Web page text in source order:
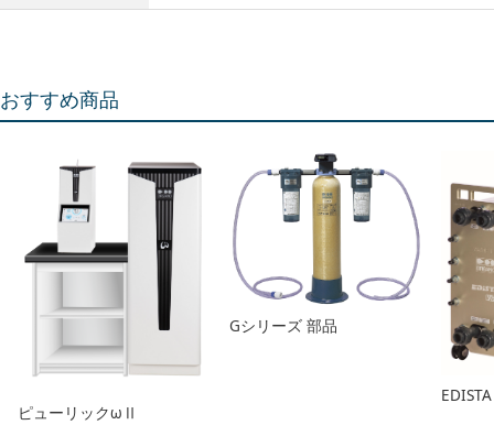
おすすめ商品
ピューリックωⅡ
Gシリーズ 部品